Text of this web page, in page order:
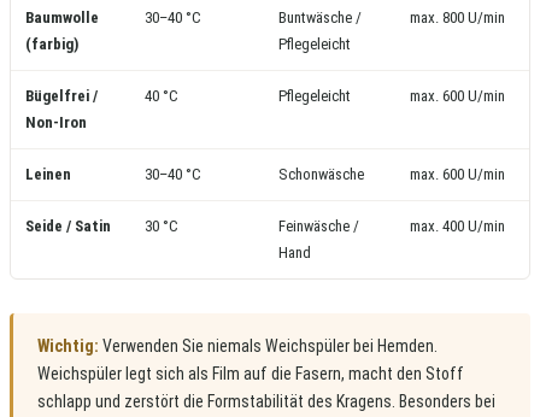
Baumwolle
(farbig)
30–40 °C
Buntwäsche /
Pflegeleicht
max. 800 U/min
Bügelfrei /
Non-Iron
40 °C Pflegeleicht max. 600 U/min
Leinen 30–40 °C Schonwäsche max. 600 U/min
Seide / Satin 30 °C
Feinwäsche /
Hand
max. 400 U/min
Wichtig: Verwenden Sie niemals Weichspüler bei Hemden.
Weichspüler legt sich als Film auf die Fasern, macht den Stoff
schlapp und zerstört die Formstabilität des Kragens. Besonders bei